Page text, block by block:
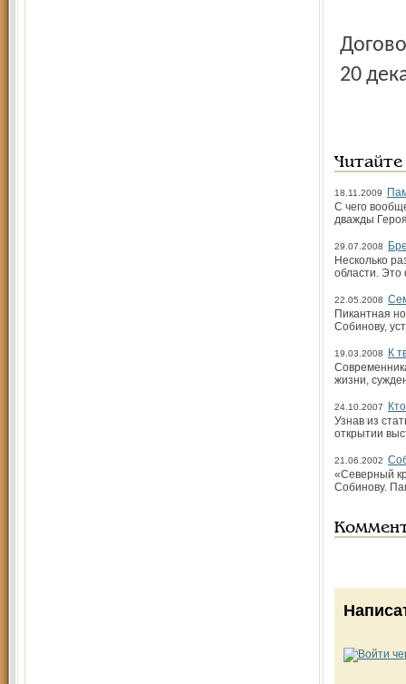
20
18.11.2009
С чего
дважды
29.07.2008
Несколько
области. Это
22.05.2008
Пикантная
Собинову,
19.03.2008
К
жизни,
24.10.2007
Узнав из
открытии
21.06.2002
«Северный
Собинову.